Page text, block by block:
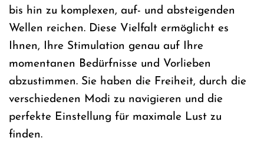
bis hin zu komplexen, auf- und absteigenden
Wellen reichen. Diese Vielfalt ermöglicht es
Ihnen, Ihre Stimulation genau auf Ihre
momentanen Bedürfnisse und Vorlieben
abzustimmen. Sie haben die Freiheit, durch die
verschiedenen Modi zu navigieren und die
perfekte Einstellung für maximale Lust zu
finden.